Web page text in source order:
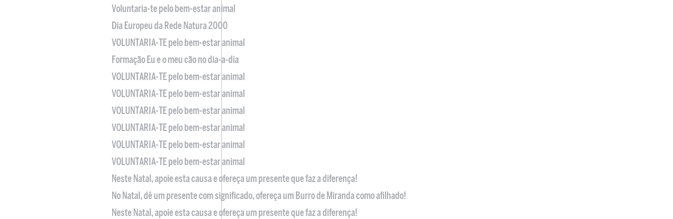
Voluntaria-te pelo bem-estar animal
Dia Europeu da Rede Natura 2000
VOLUNTARIA-TE pelo bem-estar animal
Formação Eu e o meu cão no dia-a-dia
VOLUNTARIA-TE pelo bem-estar animal
VOLUNTARIA-TE pelo bem-estar animal
VOLUNTARIA-TE pelo bem-estar animal
VOLUNTARIA-TE pelo bem-estar animal
VOLUNTARIA-TE pelo bem-estar animal
VOLUNTARIA-TE pelo bem-estar animal
Neste Natal, apoie esta causa e ofereça um presente que faz a diferença!
No Natal, dê um presente com significado, ofereça um Burro de Miranda como afilhado!
Neste Natal, apoie esta causa e ofereça um presente que faz a diferença!